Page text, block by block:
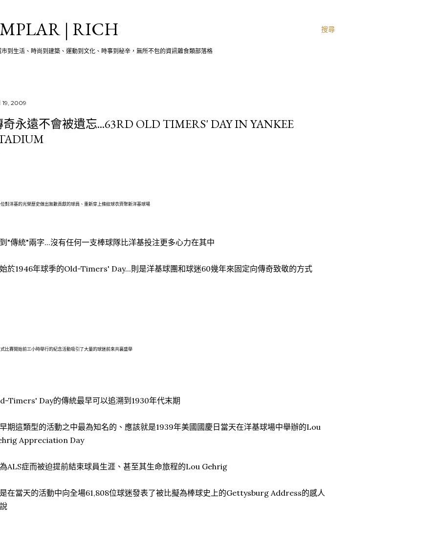
搜尋
| RICH
到生活、時尚到建築、運動到文化、時事到秘辛，無所不包的資訊雜食類部落格
19, 2009
奇永遠不會被遺忘...63RD OLD TIMERS' DAY IN YANKEE
對洋基的光榮歷史做出無數貢獻的球員、重新穿上條紋球衣齊聚新洋基球場
"傳統"兩字...沒有任何一支棒球隊比洋基投注更多心力在其中
於1946年球季的Old-Timers' Day...則是洋基球團和球迷60幾年來固定向傳奇致敬的方式
比賽開始前三小時舉行的紀念活動吸引了大量的球迷前來共襄盛舉
Timers' Day的傳統最早可以追溯到1930年代末期
期這類型的活動之中最為知名的、應該就是1939年美國國慶日當天在洋基球場中舉辦的Lou
Appreciation Day
ALS症而被迫提前結束球員生涯、甚至其生命旅程的Lou Gehrig
在當天的活動中向全場61,808位球迷發表了被比擬為棒球史上的Gettysburg Address的感人